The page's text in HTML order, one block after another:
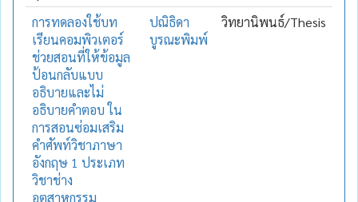
การทดลองใช้บท
เรียนคอมพิวเตอร์
ช่วยสอนที่ให้ข้อมูล
ป้อนกลับแบบ
อธิบายและไม่
อธิบายคำตอบ ใน
การสอนซ่อมเสริม
คำศัพท์วิชาภาษา
อังกฤษ 1 ประเภท
วิชาช่าง
อุตสาหกรรม
ปณิธิดา
บูรณะพิมพ์
วิทยานิพนธ์/Thesis